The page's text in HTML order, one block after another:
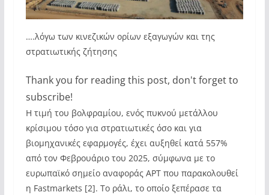
….λόγω των κινεζικών ορίων εξαγωγών και της
στρατιωτικής ζήτησης
Thank you for reading this post, don't forget to
subscribe!
Η τιμή του βολφραμίου, ενός πυκνού μετάλλου
κρίσιμου τόσο για στρατιωτικές όσο και για
βιομηχανικές εφαρμογές, έχει αυξηθεί κατά 557%
από τον Φεβρουάριο του 2025, σύμφωνα με το
ευρωπαϊκό σημείο αναφοράς APT που παρακολουθεί
η Fastmarkets [2]. Το ράλι, το οποίο ξεπέρασε τα